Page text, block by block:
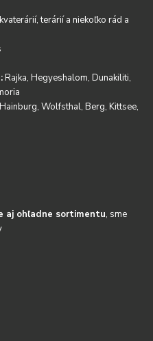
terárií a niekoľko rád a
Rajka, Hegyeshalom, Dunakiliti,
Hainburg, Wolfsthal, Berg, Kittsee,
aj ohľadne sortimentu, sme